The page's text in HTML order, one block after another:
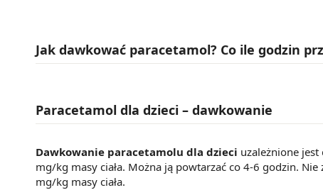
Jak dawkować paracetamol? Co ile godzin
Paracetamol dla dzieci – dawkowanie
Dawkowanie paracetamolu dla dzieci uzależnione
mg/kg masy ciała. Można ją powtarzać co 4-6 godzin.
mg/kg masy ciała.